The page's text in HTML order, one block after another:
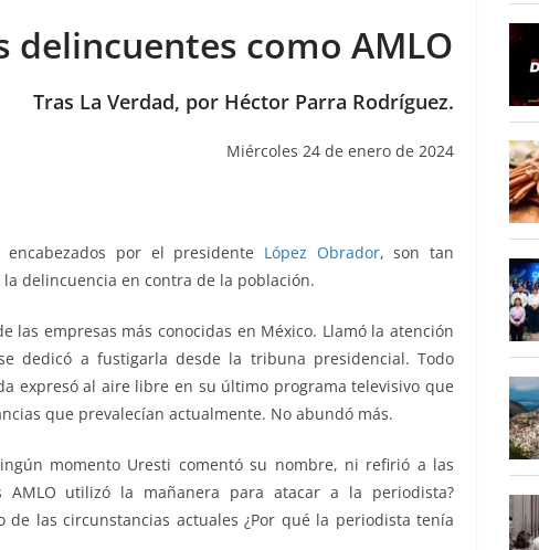
delincuentes como AMLO
Tras La Verdad, por Héctor Parra Rodríguez.
Miércoles 24 de enero de 2024
por el presidente López Obrador, son tan
delincuencia en contra de la población.
empresas más conocidas en México. Llamó la atención
dedicó a fustigarla desde la tribuna presidencial. Todo
expresó al aire libre en su último programa televisivo que
que prevalecían actualmente. No abundó más.
momento Uresti comentó su nombre, ni refirió a las
AMLO utilizó la mañanera para atacar a la periodista?
las circunstancias actuales ¿Por qué la periodista tenía